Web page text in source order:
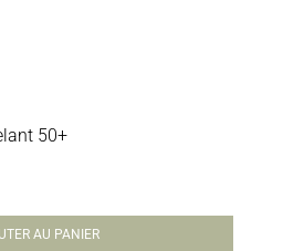
50+
AU PANIER